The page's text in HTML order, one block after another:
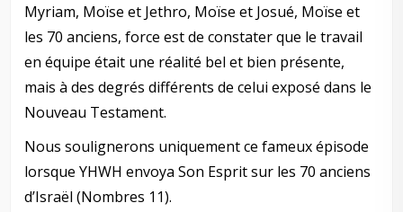
Myriam, Moïse et Jethro, Moïse et Josué, Moïse et
les 70 anciens, force est de constater que le travail
en équipe était une réalité bel et bien présente,
mais à des degrés différents de celui exposé dans le
Nouveau Testament.
Nous soulignerons uniquement ce fameux épisode
lorsque YHWH envoya Son Esprit sur les 70 anciens
d’Israël (Nombres 11).